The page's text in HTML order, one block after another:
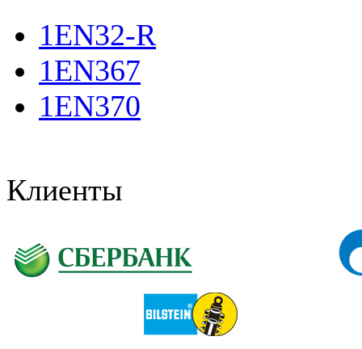
1EN32-R
1EN367
1EN370
Клиенты